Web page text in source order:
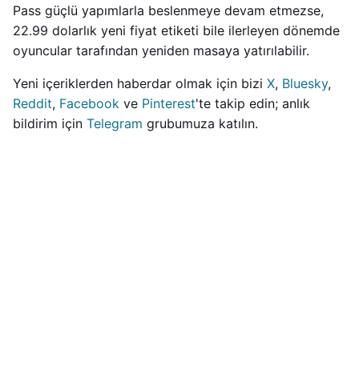
Pass güçlü yapımlarla beslenmeye devam etmezse,
22.99 dolarlık yeni fiyat etiketi bile ilerleyen dönemde
oyuncular tarafından yeniden masaya yatırılabilir.
Yeni içeriklerden haberdar olmak için bizi X, Bluesky,
Reddit, Facebook ve Pinterest'te takip edin; anlık
bildirim için Telegram grubumuza katılın.